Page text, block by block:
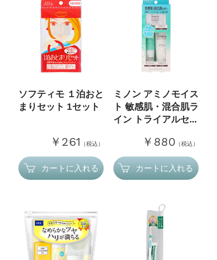
ソフティモ １泊おと
まりセット 1セット
￥261 （税込）
カートに入れる
ミノン アミノモイス
ト 敏感肌・混合肌ラ
イン トライアルセ...
￥880 （税込）
カートに入れる